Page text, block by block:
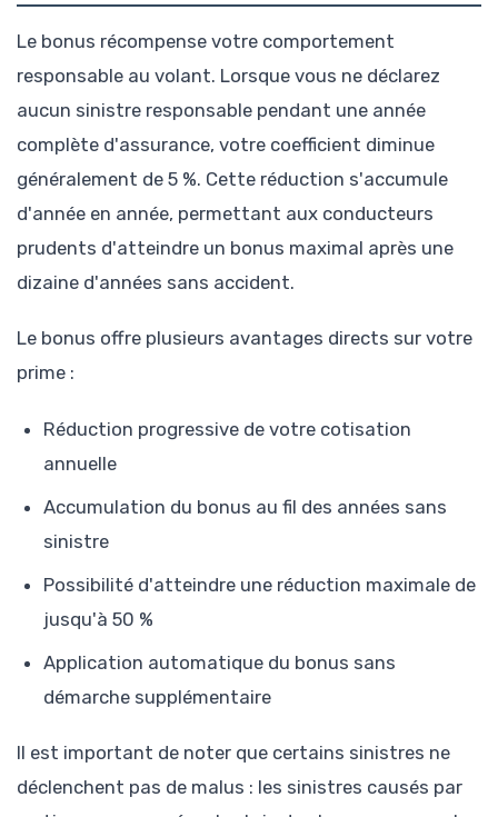
Le bonus récompense votre comportement
responsable au volant. Lorsque vous ne déclarez
aucun sinistre responsable pendant une année
complète d'assurance, votre coefficient diminue
généralement de 5 %. Cette réduction s'accumule
d'année en année, permettant aux conducteurs
prudents d'atteindre un bonus maximal après une
dizaine d'années sans accident.
Le bonus offre plusieurs avantages directs sur votre
prime :
Réduction progressive de votre cotisation
annuelle
Accumulation du bonus au fil des années sans
sinistre
Possibilité d'atteindre une réduction maximale de
jusqu'à 50 %
Application automatique du bonus sans
démarche supplémentaire
Il est important de noter que certains sinistres ne
déclenchent pas de malus : les sinistres causés par